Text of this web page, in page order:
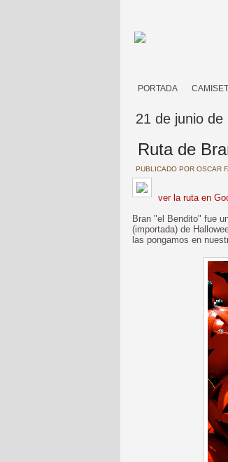
PORTADA
21 de junio de
Ruta de
PUBLICADO POR OSCAR
ver la ruta en
Bran "el Bendito" fue
(importada) de
las pongamos en